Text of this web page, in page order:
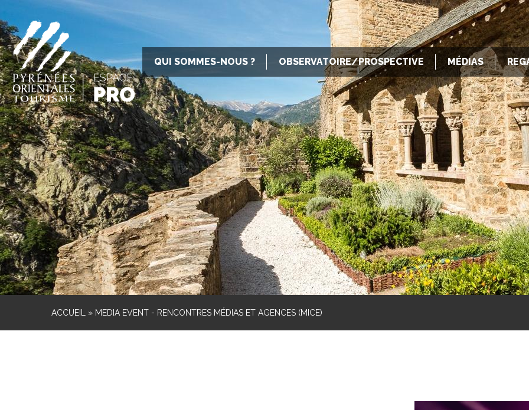
QUI SOMMES-NOUS ? OBSERVATOIRE/PROSPECTIVE MÉDIAS
ACCUEIL » MEDIA EVENT - RENCONTRES MÉDIAS ET AGENCES (MICE)